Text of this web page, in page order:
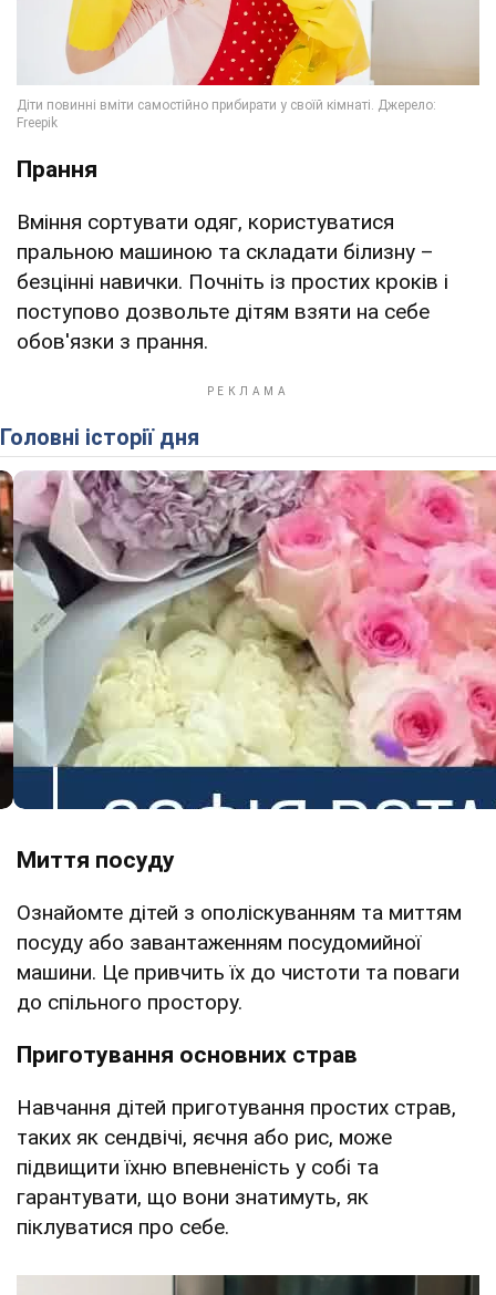
Прання
Вміння сортувати одяг, користуватися
пральною машиною та складати білизну –
безцінні навички. Почніть із простих кроків і
поступово дозвольте дітям взяти на себе
обов'язки з прання.
Головні історії дня
Миття посуду
Ознайомте дітей з ополіскуванням та миттям
посуду або завантаженням посудомийної
машини. Це привчить їх до чистоти та поваги
до спільного простору.
Приготування основних страв
Навчання дітей приготування простих страв,
таких як сендвічі, яєчня або рис, може
підвищити їхню впевненість у собі та
гарантувати, що вони знатимуть, як
піклуватися про себе.